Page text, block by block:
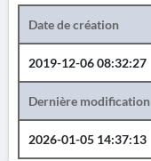
Date de création
2019-12-06 08:32:27
Dernière modification
2026-01-05 14:37:13